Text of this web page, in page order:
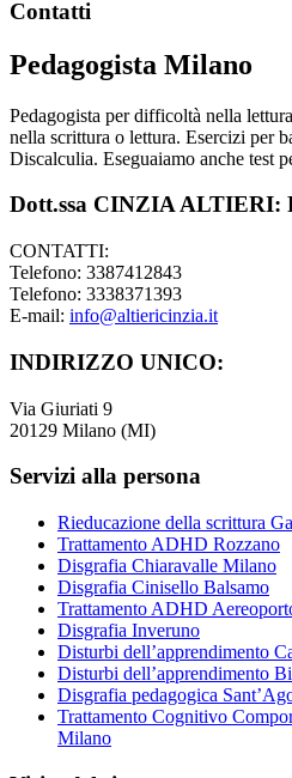
Footer
Contatti
Pedagogista Milano
Pedagogista per difficoltà nella
nella scrittura o lettura. Esercizi per
Discalculia. Eseguaiamo anche test
Dott.ssa CINZIA ALTIERI:
CONTATTI:
Telefono: 3387412843
Telefono: 3338371393
E-mail: info@altiericinzia.it
INDIRIZZO UNICO:
Via Giuriati 9
20129 Milano (MI)
Servizi alla persona
Rieducazione della scrittura
Trattamento ADHD Rozzano
Disgrafia Chiaravalle Milano
Disgrafia Cinisello Balsamo
Trattamento ADHD
Disgrafia Inveruno
Disturbi dell’apprendimento
Disturbi dell’apprendimento
Disgrafia pedagogica
Trattamento Cognitivo
Milano